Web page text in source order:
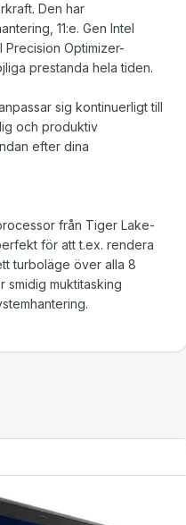
Den har
11:e. Gen Intel
Optimizer-
prestanda hela tiden.
sig kontinuerligt till
och produktiv
efter dina
från Tiger Lake-
för att t.ex. rendera
turboläge över alla 8
smidig muktitasking
kodning,
med 16GB GDDR6 RAM
(3dsMax,
mera) för överlägsen